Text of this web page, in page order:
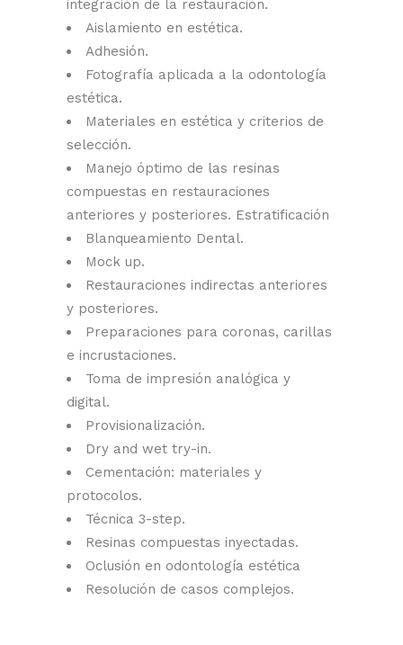
integración de la restauración.
Aislamiento en estética.
Adhesión.
Fotografía aplicada a la odontología
estética.
Materiales en estética y criterios de
selección.
Manejo óptimo de las resinas
compuestas en restauraciones
anteriores y posteriores. Estratificación
Blanqueamiento Dental.
Mock up.
Restauraciones indirectas anteriores
y posteriores.
Preparaciones para coronas, carillas
e incrustaciones.
Toma de impresión analógica y
digital.
Provisionalización.
Dry and wet try-in.
Cementación: materiales y
protocolos.
Técnica 3-step.
Resinas compuestas inyectadas.
Oclusión en odontología estética
Resolución de casos complejos.